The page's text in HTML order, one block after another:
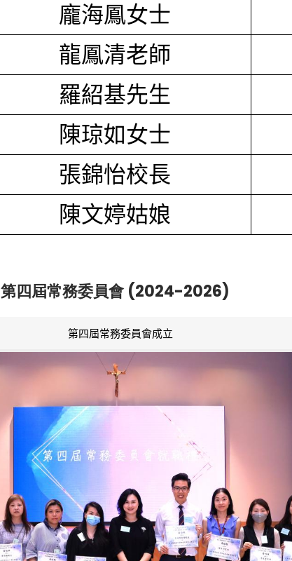
龐海鳳女士
龍鳳清老師
羅紹基先生
陳琼如女士
張錦怡校長
陳文婷姑娘
第四屆常務委員會 (2024-2026)
第四屆常務委員會成立